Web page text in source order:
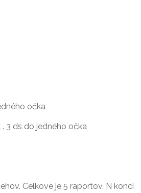
očka
3 ds do jedného očka
Celkove je 5 raportov. N konci